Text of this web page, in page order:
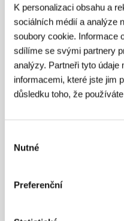
K personalizaci obsahu a
sociálních médií a analýze
soubory cookie. Informace
sdílíme se svými partnery
analýzy. Partneři tyto
informacemi, které jste jim
důsledku toho, že
souhlasu
Nutné
Preferenční